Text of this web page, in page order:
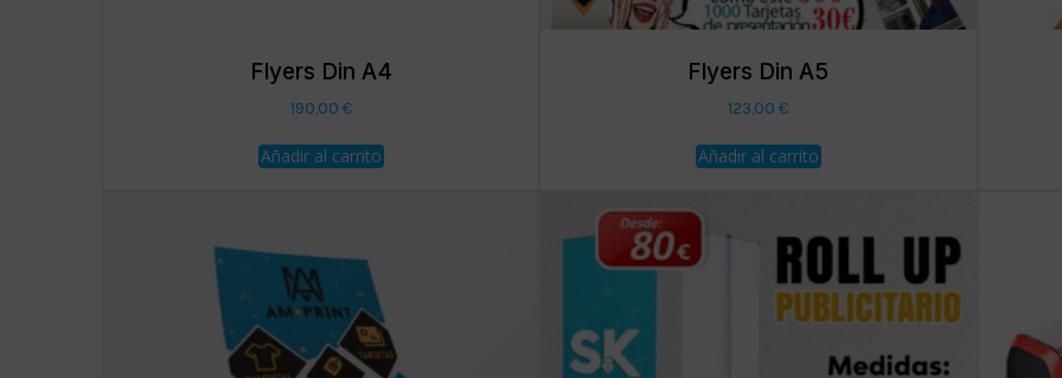
Flyers Din A4
190,00 €
Añadir al carrito
Flyers Din A5
123,00€
Añadir al carrito